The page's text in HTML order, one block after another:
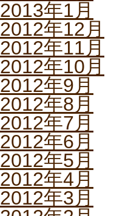
2013年1月
2012年12月
2012年11月
2012年10月
2012年9月
2012年8月
2012年7月
2012年6月
2012年5月
2012年4月
2012年3月